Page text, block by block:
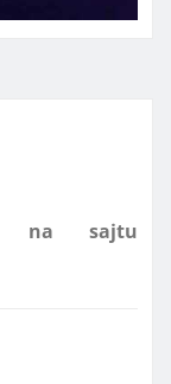
sajtu